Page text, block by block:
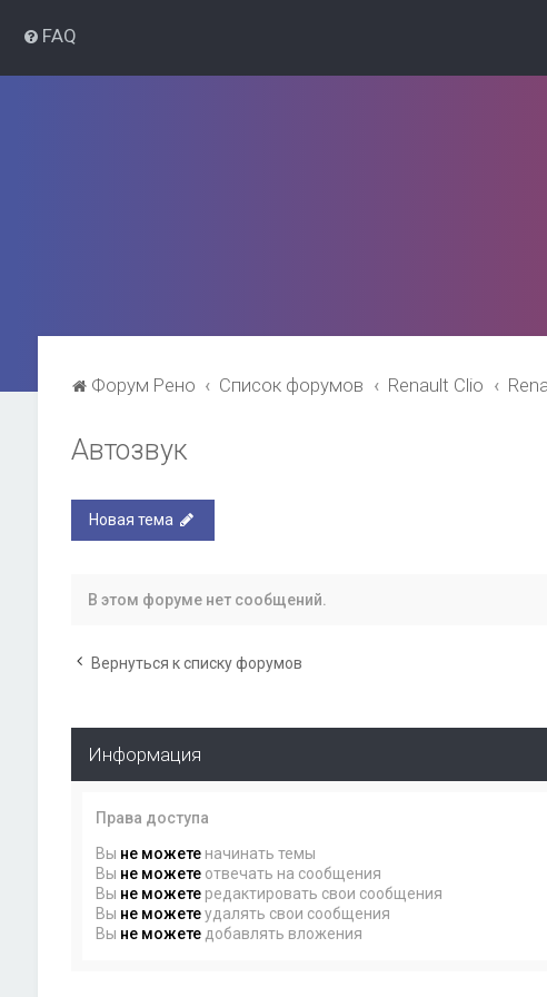
FAQ
Форум Рено Список форумов Renault Clio
Автозвук
Новая тема
В этом форуме нет сообщений.
Вернуться к списку форумов
Информация
Права доступа
Вы не можетеначинать темы
Вы не можетеотвечать на сообщения
Вы не можетередактировать свои сообщения
Вы не можетеудалять свои сообщения
Вы не можетедобавлять вложения